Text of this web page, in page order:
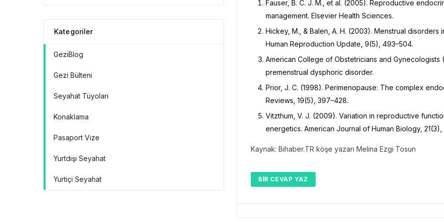
Fauser, B. C. J. M., et al. (2005). Reproductive
management. Elsevier Health Sciences.
Hickey, M., & Balen, A. H. (2003). Menstrual
Human Reproduction Update, 9(5), 493–504.
American College of Obstetricians and Gynecologists
premenstrual dysphoric disorder.
Prior, J. C. (1998). Perimenopause: The complex
Reviews, 19(5), 397–428.
Vitzthum, V. J. (2009). Variation in reproductive
energetics. American Journal of Human Biology, 21(3),
Kaynak: Bihaber.TR köşe yazarı Melina Ezgi Tosun
BIR CEVAP YAZ
Kategoriler
GeziBlog
Gezi Bülteni
Seyahat Tüyoları
Konaklama
Pasaport Vize
Yurtdışı Seyahat
Yurtiçi Seyahat